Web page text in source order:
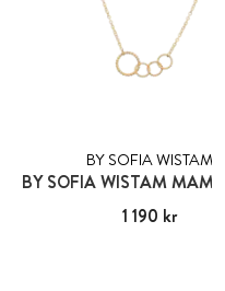
BY SOFIA WISTAM
Pris :1 190 kr
1 190 kr